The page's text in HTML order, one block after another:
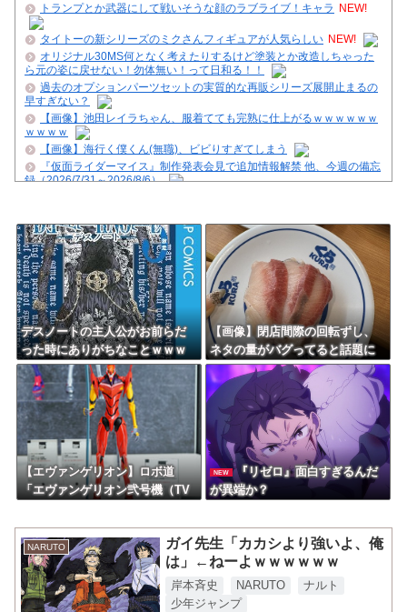
トランプとか武器にして戦いそうな顔のラブライブ！キャラ NEW!
タイトーの新シリーズのミクさんフィギュアが人気らしい NEW!
オリジナル30MS何となく考えたりするけど塗装とか改造しちゃった
ら元の姿に戻せない！勿体無い！って日和る！！
過去のオプションパーツセットの実質的な再販シリーズ展開止まるの
早すぎない？
【画像】池田レイラちゃん、服着てても完熟に仕上がるｗｗｗｗｗｗ
ｗｗｗｗ
【画像】海行く僕くん(無職)、ビビりすぎてしまう
『仮面ライダーマイス』制作発表会見で追加情報解禁 他、今週の備忘
録（2026/7/31～2026/8/6）
【悲報】「HUNTER×HUNTER」のクラピカ、師匠のイズナビに対す
る態度が本当に酷い！！
【熊本地震】株式会社ポケモンが1億円を、ソニーが5000万円を寄
付。熊本への支援続々発表！
クレバテスⅡ-魔獣の王と偽りの勇者伝承- 第4話 感想：敵を探すより
トアの書を餌に誘き出す作戦！
【悲報】グルメ漫画の金字塔『美味しんぼ』、家庭で真似できるレシ
ピがない
Powered by livedoor 相互RSS
デスノートの主人公がお前らだ
った時にありがちなことｗｗｗ
ｗｗ
【画像】閉店間際の回転ずし、
ネタの量がバグってると話題に
ｗｗｗｗｗ
【エヴァンゲリオン】ロボ道
「エヴァンゲリオン弐号機（TV
ギュア【彩色原型公開】
NEW
『リゼロ』面白すぎるんだ
が異端か？
NARUTO
ガイ先生「カカシより強いよ、俺
は」←ねーよｗｗｗｗｗｗ
岸本斉史 NARUTO
ナルト
少年ジャンプ